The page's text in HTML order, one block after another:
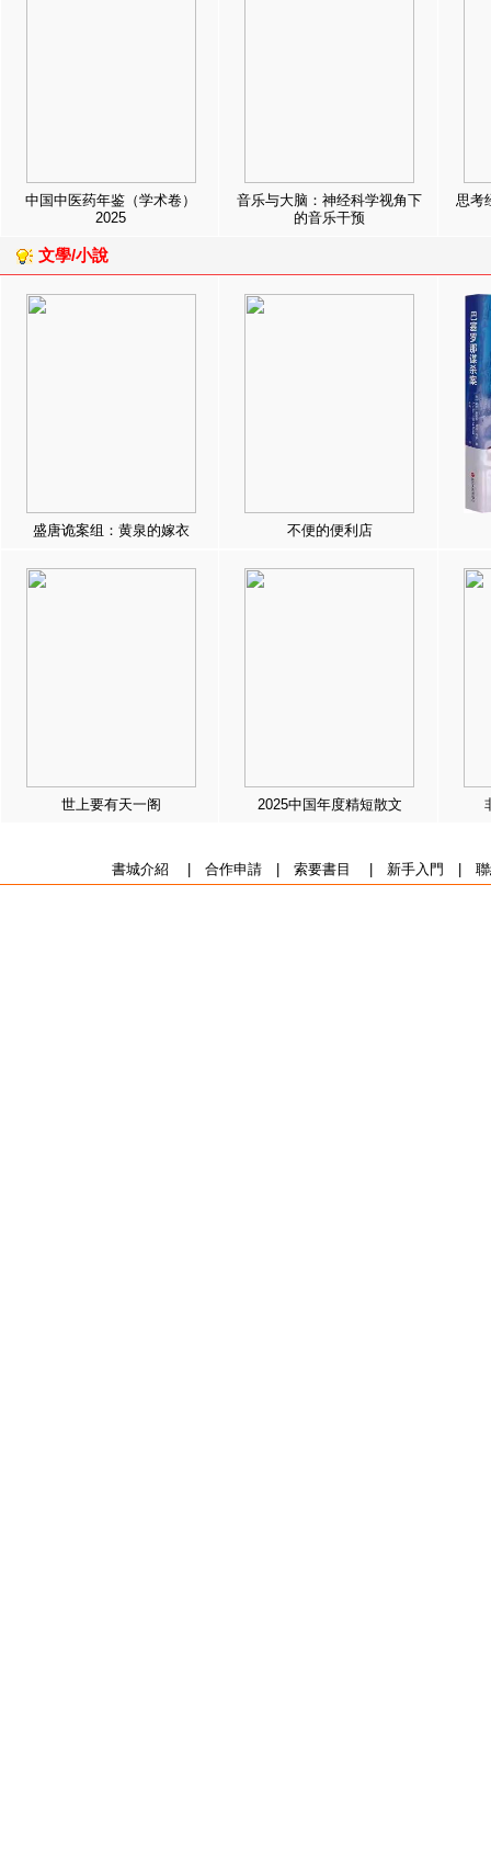
中国中医药年鉴（学术卷）
2025
音乐与大脑：神经科学视角下
的音乐干预
思考
文學/小說
盛唐诡案组：黄泉的嫁衣 不便的便利店
世上要有天一阁 2025中国年度精短散文
書城介紹 合作申請| 索要書目 新手入門